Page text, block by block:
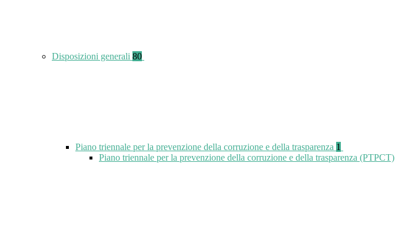
Disposizioni generali 80
Piano triennale per la prevenzione della corruzione e della trasparenza 1
Piano triennale per la prevenzione della corruzione e della trasparenza (PTPCT)